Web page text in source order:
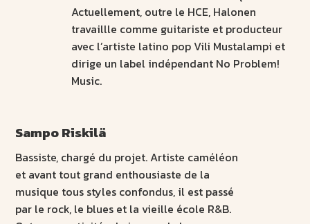
Actuellement, outre le HCE, Halonen
travaillle comme guitariste et producteur
avec l’artiste latino pop Vili Mustalampi et
dirige un label indépendant No Problem!
Music.
Sampo Riskilä
Bassiste, chargé du projet. Artiste caméléon
et avant tout grand enthousiaste de la
musique tous styles confondus, il est passé
par le rock, le blues et la vieille école R&B.